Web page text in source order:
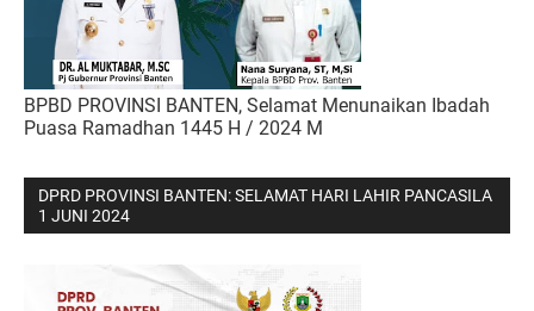
BPBD PROVINSI BANTEN, Selamat Menunaikan Ibadah
Puasa Ramadhan 1445 H / 2024 M
DPRD PROVINSI BANTEN: SELAMAT HARI LAHIR PANCASILA
1 JUNI 2024